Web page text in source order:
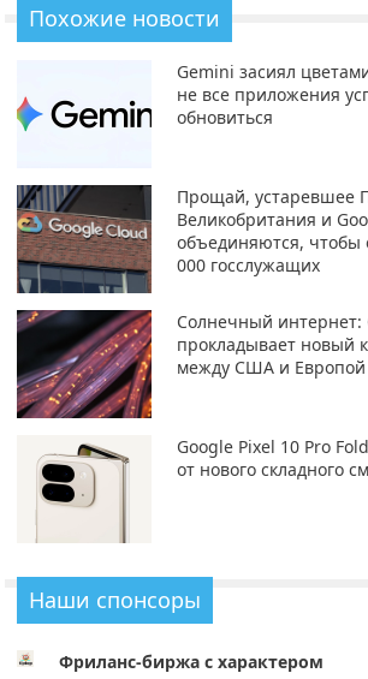
Похожие новости
Gemini засиял
не все приложения
обновиться
Прощай, устаревшее
Великобритания и
объединяются, чтобы
000 госслужащих
Солнечный интернет:
прокладывает новый
между США и Европой
Google Pixel 10 Pro
от нового складного
Наши спонсоры
Фриланс-биржа с характером